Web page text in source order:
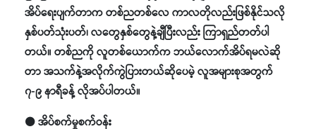
အိပ်ရေးပျက်တာက တစ်ညတစ်လေ ကာလတိုလည်းဖြစ်နိုင်သလို
နှစ်ပတ်သုံးပတ်၊ လတွေနှစ်တွေနဲ့ချီပြီးလည်း ကြာရှည်တတ်ပါ
တယ်။ တစ်ညကို လူတစ်ယောက်က ဘယ်လောက်အိပ်ရမလဲဆို
တာ အသက်နဲ့အလိုက်ကွဲပြားတယ်ဆိုပေမဲ့ လူအများစုအတွက်
၇-၉ နာရီခန့် လိုအပ်ပါတယ်။
⚫ အိပ်စက်မှုစက်ဝန်း